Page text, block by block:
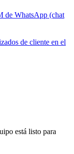
de WhatsApp (chat
de cliente en el
está listo para